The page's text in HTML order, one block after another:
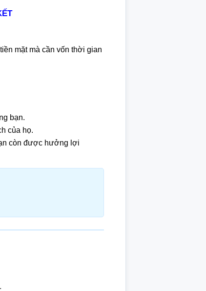
mặt mà cần vốn thời gian
bạn.
của họ.
còn được hưởng lợi